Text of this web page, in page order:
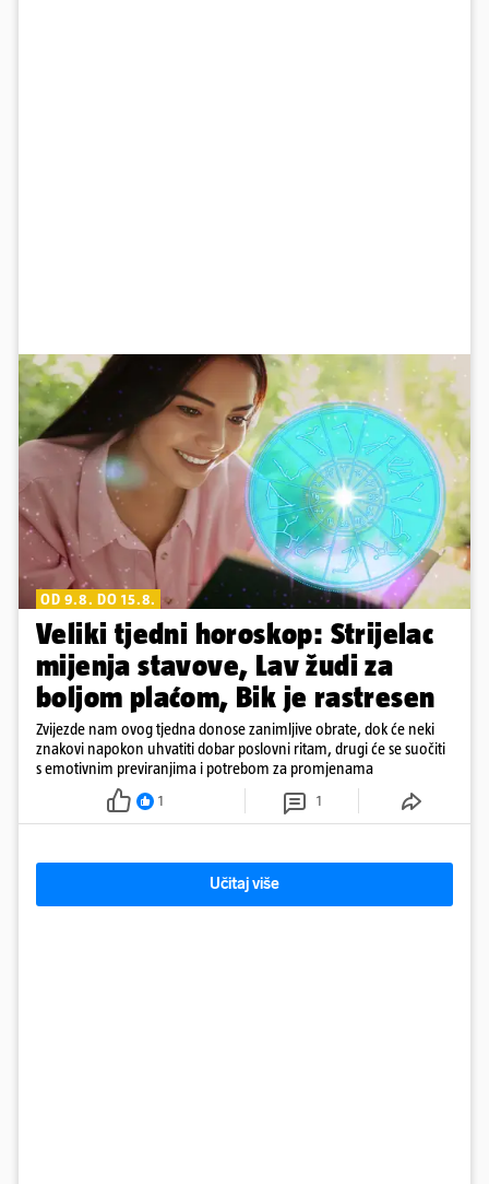
OD 9.8. DO 15.8.
Veliki tjedni horoskop: Strijelac
mijenja stavove, Lav žudi za
boljom plaćom, Bik je rastresen
Zvijezde nam ovog tjedna donose zanimljive obrate, dok će neki
znakovi napokon uhvatiti dobar poslovni ritam, drugi će se suočiti
s emotivnim previranjima i potrebom za promjenama
1 1
Učitaj više